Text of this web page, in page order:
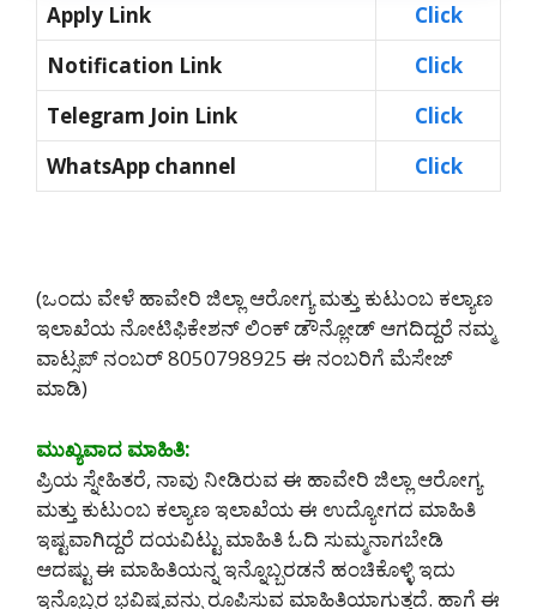
Apply Link
Click
Notification Link
Click
Telegram Join Link
Click
WhatsApp channel
Click
(ಒಂದು ವೇಳೆ ಹಾವೇರಿ ಜಿಲ್ಲಾ ಆರೋಗ್ಯ ಮತ್ತು ಕುಟುಂಬ ಕಲ್ಯಾಣ
ಇಲಾಖೆಯ ನೋಟಿಫಿಕೇಶನ್ ಲಿಂಕ್ ಡೌನ್ಲೋಡ್ ಆಗದಿದ್ದರೆ ನಮ್ಮ
ವಾಟ್ಸಪ್ ನಂಬರ್ 8050798925‌ ಈ ನಂಬರಿಗೆ ಮೆಸೇಜ್
ಮಾಡಿ)
ಮುಖ್ಯವಾದ ಮಾಹಿತಿ:
ಪ್ರಿಯ ಸ್ನೇಹಿತರೆ, ನಾವು ನೀಡಿರುವ ಈ ಹಾವೇರಿ ಜಿಲ್ಲಾ ಆರೋಗ್ಯ
ಮತ್ತು ಕುಟುಂಬ ಕಲ್ಯಾಣ ಇಲಾಖೆಯ ಈ ಉದ್ಯೋಗದ ಮಾಹಿತಿ
ಇಷ್ಟವಾಗಿದ್ದರೆ ದಯವಿಟ್ಟು ಮಾಹಿತಿ ಓದಿ ಸುಮ್ಮನಾಗಬೇಡಿ
ಆದಷ್ಟು ಈ ಮಾಹಿತಿಯನ್ನ ಇನ್ನೊಬ್ಬರಡನೆ ಹಂಚಿಕೊಳ್ಳಿ ಇದು
ಇನ್ನೊಬ್ಬರ ಭವಿಷ್ಯವನ್ನು ರೂಪಿಸುವ ಮಾಹಿತಿಯಾಗುತ್ತದೆ. ಹಾಗೆ ಈ